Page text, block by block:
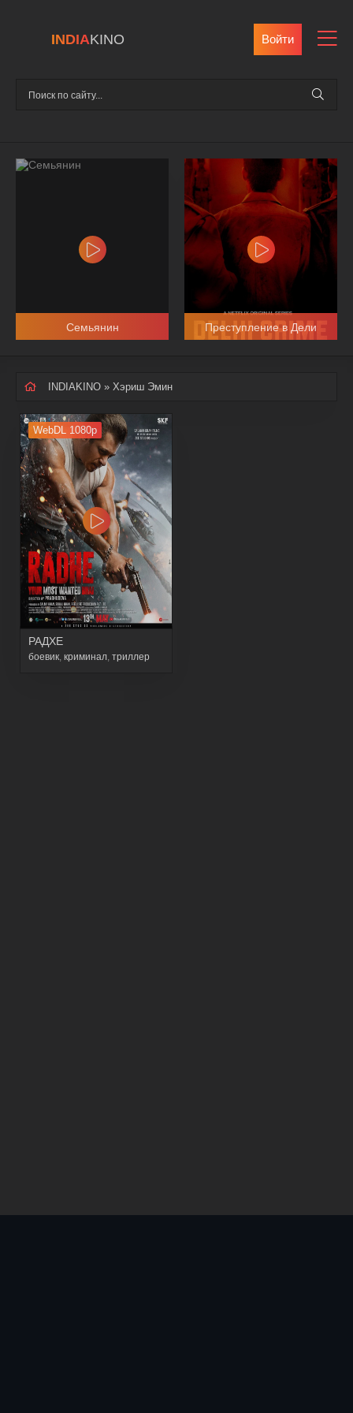
INDIAKINO Войти
Семьянин Преступление в Дели
INDIAKINO » Хэриш Эмин
WebDL 1080p
РАДХЕ
боевик криминал триллер